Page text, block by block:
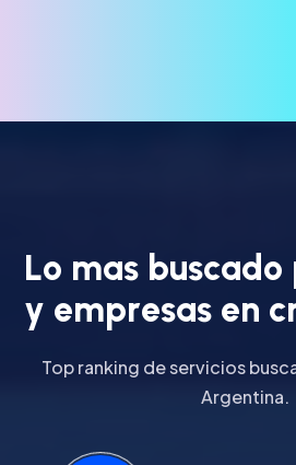
Lo mas buscado
y empresas en c
Top ranking de servicios
Argentina.